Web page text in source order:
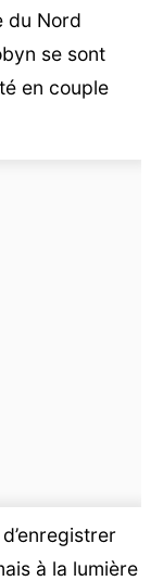
du Nord
se sont
en couple
à la lumière